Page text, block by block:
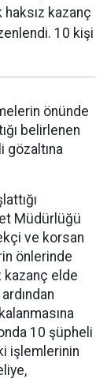
kazanç
10 kişi
önünde
belirlenen
gözaltına
Müdürlüğü
ve korsan
önlerinde
kazanç elde
10 şüpheli
işlemlerinin